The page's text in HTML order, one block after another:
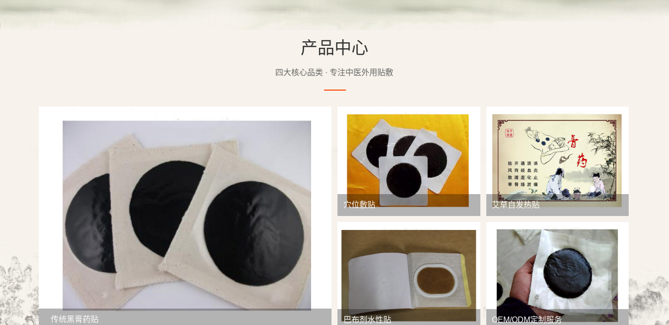
牌
产品中心
四大核心品类 · 专注中医外用贴敷
传统黑膏药贴
穴位敷贴 艾草自发热贴
巴布剂水性贴
查看详情
OEM/ODM定制服务
查看详情